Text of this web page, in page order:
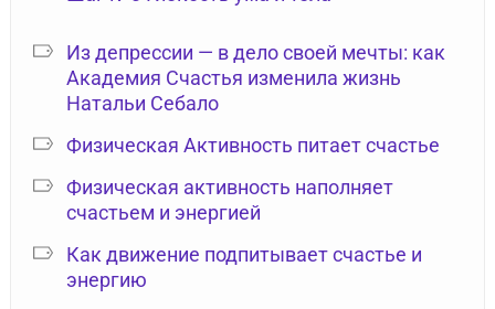
Из депрессии — в дело своей мечты: как
Академия Счастья изменила жизнь
Натальи Себало
Физическая Активность питает счастье
Физическая активность наполняет
счастьем и энергией
Как движение подпитывает счастье и
энергию